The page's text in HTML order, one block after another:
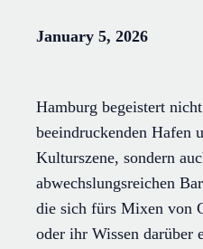
January 5, 2026
Hamburg begeistert
beeindruckenden Hafen
Kulturszene, sondern
abwechslungsreichen
die sich fürs Mixen von
oder ihr Wissen darüber